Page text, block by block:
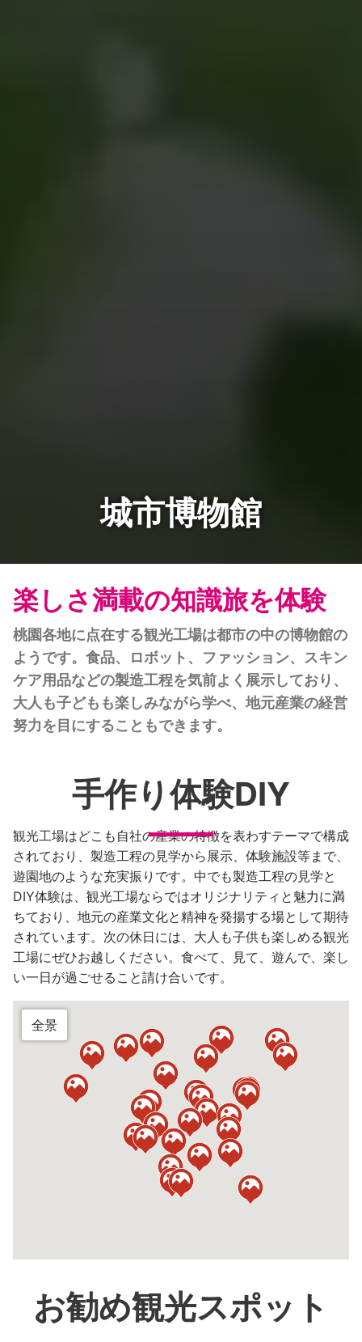
城市博物館
楽しさ満載の知識旅を体験
桃園各地に点在する観光工場は都市の中の博物館の
ようです。食品、ロボット、ファッション、スキン
ケア用品などの製造工程を気前よく展示しており、
大人も子どもも楽しみながら学べ、地元産業の経営
努力を目にすることもできます。
手作り体験DIY
観光工場はどこも自社の産業の特徴を表わすテーマで構成
されており、製造工程の見学から展示、体験施設等まで、
遊園地のような充実振りです。中でも製造工程の見学と
DIY体験は、観光工場ならではオリジナリティと魅力に満
ちており、地元の産業文化と精神を発揚する場として期待
されています。次の休日には、大人も子供も楽しめる観光
工場にぜひお越しください。食べて、見て、遊んで、楽し
い一日が過ごせること請け合いです。
全景
お勧め観光スポット